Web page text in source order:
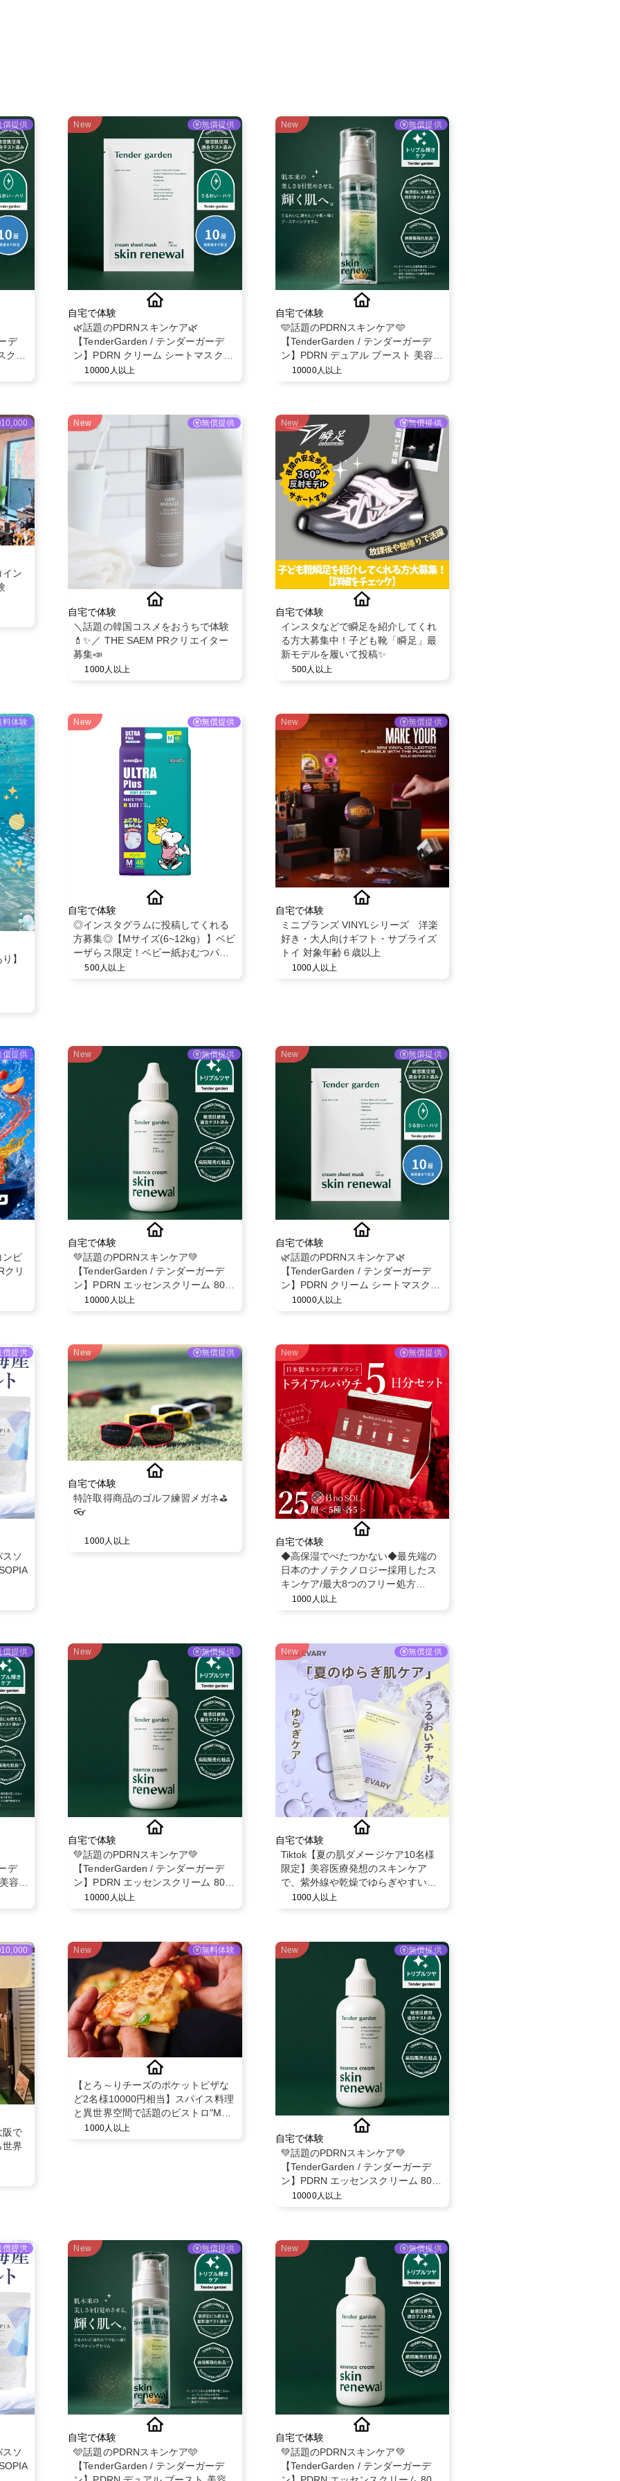
償提供
デ
ク
New 無償提供
自宅で体験
🌿話題のPDRNスキンケア🌿
【TenderGarden / テンダーガーデ
ン】PDRN クリーム シートマスク
30g × 5枚 モニター募集✨
10000人以上
New 無償提供
自宅で体験
🩵話題のPDRNスキンケア🩵
【TenderGarden / テンダーガーデ
ン】PDRN デュアル ブースト 美容液
ミスト モニター募集✨
10000人以上
10,000
イン
New 無償提供
自宅で体験
＼話題の韓国コスメをおうちで体験
💄✨／ THE SAEM PRクリエイター
募集📣
1000人以上
New 無償提供
自宅で体験
インスタなどで瞬足を紹介してくれ
る方大募集中！子ども靴「瞬足」最
新モデルを履いて投稿✨
500人以上
料体験
】
New 無償提供
自宅で体験
◎インスタグラムに投稿してくれる
方募集◎【Mサイズ(6~12kg）】ベビ
ーザらス限定！ベビー紙おむつパン
ツ◎スヌーピーデザイン◎ベビー育
500人以上
New 無償提供
自宅で体験
ミニブランズ VINYLシリーズ 洋楽
好き・大人向けギフト・サプライズ
トイ 対象年齢６歳以上
1000人以上
償提供
ンビ
クリ
New 無償提供
自宅で体験
💚話題のPDRNスキンケア💚
【TenderGarden / テンダーガーデ
ン】PDRN エッセンスクリーム 80ml
モニター募集✨
10000人以上
New 無償提供
自宅で体験
🌿話題のPDRNスキンケア🌿
【TenderGarden / テンダーガーデ
ン】PDRN クリーム シートマスク
30g × 5枚 モニター募集✨
10000人以上
償提供
ソ
New 無償提供
自宅で体験
特許取得商品のゴルフ練習メガネ⛳️
👓
1000人以上
New 無償提供
自宅で体験
◆高保湿でべたつかない◆最先端の
日本のナノテクノロジー採用したス
キンケア/最大8つのフリー処方
【BnoSOL(ビノソル) トライアルセ
1000人以上
償提供
デ
容液
New 無償提供
自宅で体験
💚話題のPDRNスキンケア💚
【TenderGarden / テンダーガーデ
ン】PDRN エッセンスクリーム 80ml
モニター募集✨
10000人以上
New 無償提供
自宅で体験
Tiktok【夏の肌ダメージケア10名様
限定】美容医療発想のスキンケア
で、紫外線や乾燥でゆらぎやすい肌
を整えるBELLEVARY集中ケアセット
1000人以上
10,000
阪で
世界
New 無料体験
【とろ～りチーズのポケットピザな
ど2名様10000円相当】スパイス料理
と異世界空間で話題のビストロ"MAD
CHEFs 池袋西口店"のディナー利用
1000人以上
New 無償提供
自宅で体験
💚話題のPDRNスキンケア💚
【TenderGarden / テンダーガーデ
ン】PDRN エッセンスクリーム 80ml
モニター募集✨
10000人以上
償提供
ソ
New 無償提供
自宅で体験
🩵話題のPDRNスキンケア🩵
【TenderGarden / テンダーガーデ
New 無償提供
自宅で体験
💚話題のPDRNスキンケア💚
【TenderGarden / テンダーガーデ